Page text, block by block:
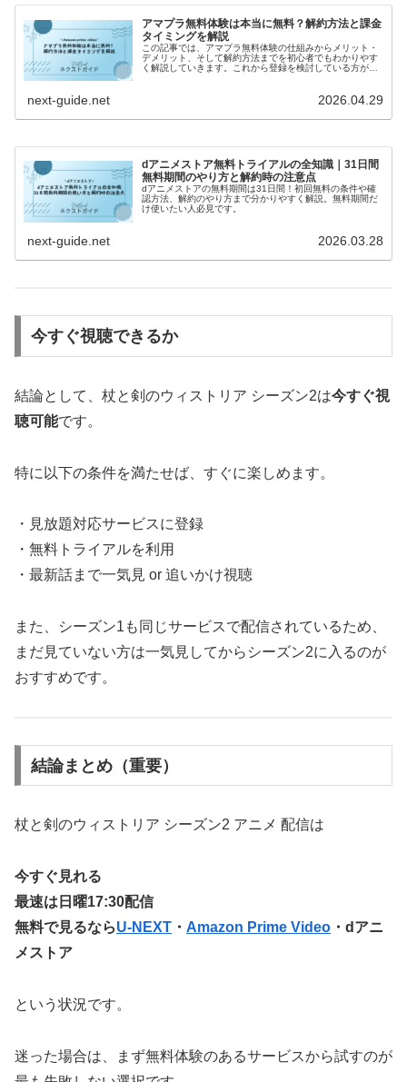
アマプラ無料体験は本当に無料？解約方法と課金
タイミングを解説
この記事では、アマプラ無料体験の仕組みからメリット・
デメリット、そして解約方法までを初心者でもわかりやす
く解説していきます。これから登録を検討している方が
next-guide.net 2026.04.29
dアニメストア無料トライアルの全知識｜31日間
無料期間のやり方と解約時の注意点
dアニメストアの無料期間は31日間！初回無料の条件や確
認方法、解約のやり方まで分かりやすく解説。無料期間だ
け使いたい人必見です。
next-guide.net 2026.03.28
今すぐ視聴できるか
結論として、杖と剣のウィストリア シーズン2は今すぐ視
聴可能です。
特に以下の条件を満たせば、すぐに楽しめます。
・見放題対応サービスに登録
・無料トライアルを利用
・最新話まで一気見 or 追いかけ視聴
また、シーズン1も同じサービスで配信されているため、
まだ見ていない方は一気見してからシーズン2に入るのが
おすすめです。
結論まとめ（重要）
杖と剣のウィストリア シーズン2 アニメ 配信は
今すぐ見れる
最速は日曜17:30配信
無料で見るならU-NEXT ・ Amazon Prime Video ・dアニ
メストア
という状況です。
迷った場合は、まず無料体験のあるサービスから試すのが